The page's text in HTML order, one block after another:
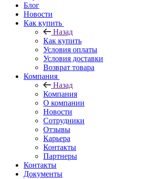
Блог
Новости
Как купить
Назад
Как купить
Условия оплаты
Условия доставки
Возврат товара
Компания
Назад
Компания
О компании
Новости
Сотрудники
Отзывы
Карьера
Контакты
Партнеры
Контакты
Документы